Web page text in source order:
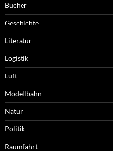
Bücher
Geschichte
Literatur
Logistik
Luft
Modellbahn
Natur
Politik
Raumfahrt